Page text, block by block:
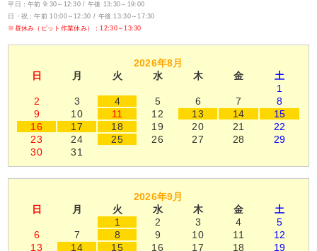
平日：午前 9:30～12:30 / 午後 13:30～19:00
日・祝：午前 10:00～12:30 / 午後 13:30～17:30
※昼休み（ピット作業休み）：12:30～13:30
2026年8月
日
月 火 水 木 金
土
1
2
3 4 5 6 7
8
9
10 11 12 13 14
15
16
17 18 19 20 21
22
23
24 25 26 27 28
29
30
31
2026年9月
日
月 火 水 木 金
土
1
2 3 4
5
6
7 8 9 10 11
12
13
14 15 16 17 18 19